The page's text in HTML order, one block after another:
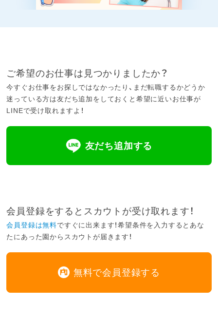
ご希望のお仕事は見つかりましたか？
今すぐお仕事をお探しではなかったり、まだ転職するかどうか
迷っている方は友だち追加をしておくと希望に近いお仕事が
LINEで受け取れますよ！
友だち追加する
会員登録をするとスカウトが受け取れます！
会員登録は無料ですぐに出来ます！希望条件を入力するとあな
たにあった園からスカウトが届きます！
無料で会員登録する